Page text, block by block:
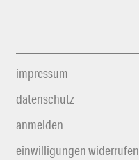
impressum
datenschutz
anmelden
einwilligungen widerrufen